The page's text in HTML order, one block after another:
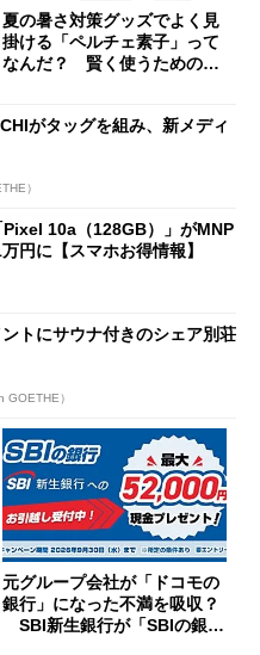
夏の暑さ対策グッズでよく見
掛ける「ペルチェ素子」って
なんだ？ 賢く使うための注
がタッグを組み、新メディ
）
10a（128GB）」がMNP
円に【スマホお得情報】
トにサウナ付きのシェア別荘
GOETHE）
元グループ会社が「ドコモの
銀行」になった不満を吸収？
SBI新生銀行が「SBIの銀